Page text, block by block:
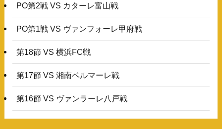
PO第2戦 VS カターレ富山戦
PO第1戦 VS ヴァンフォーレ甲府戦
第18節 VS 横浜FC戦
第17節 VS 湘南ベルマーレ戦
第16節 VS ヴァンラーレ八戸戦